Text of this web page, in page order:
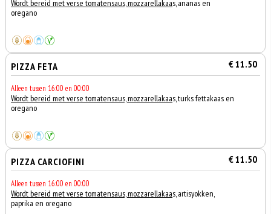
Wordt bereid met verse tomatensaus, mozzarellakaas, ananas en
oregano
PIZZA FETA € 11.50
Alleen tussen 16:00 en 00:00
Wordt bereid met verse tomatensaus, mozzarellakaas, turks fettakaas en
oregano
PIZZA CARCIOFINI € 11.50
Alleen tussen 16:00 en 00:00
Wordt bereid met verse tomatensaus, mozzarellakaas, artisyokken,
paprika en oregano